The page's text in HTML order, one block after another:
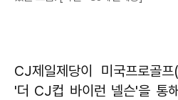
CJ제일제당이 미국프로골
'더 CJ컵 바이런 넬슨'을 통